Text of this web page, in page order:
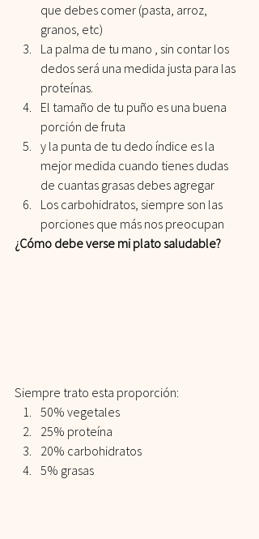
que debes comer (pasta, arroz,
granos, etc)
La palma de tu mano , sin contar los
dedos será una medida justa para las
proteínas.
El tamaño de tu puño es una buena
porción de fruta
y la punta de tu dedo índice es la
mejor medida cuando tienes dudas
de cuantas grasas debes agregar
Los carbohidratos, siempre son las
porciones que más nos preocupan
¿Cómo debe verse mi plato saludable?
Siempre trato esta proporción:
50% vegetales
25% proteína
20% carbohidratos
5% grasas